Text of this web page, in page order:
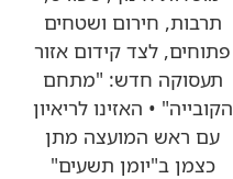
תרבות, חירום ושטחים
פתוחים, לצד קידום אזור
תעסוקה חדש: "מתחם
הקובייה" • האזינו לריאיון
עם ראש המועצה מתן
כצמן ב"יומן תשעים"